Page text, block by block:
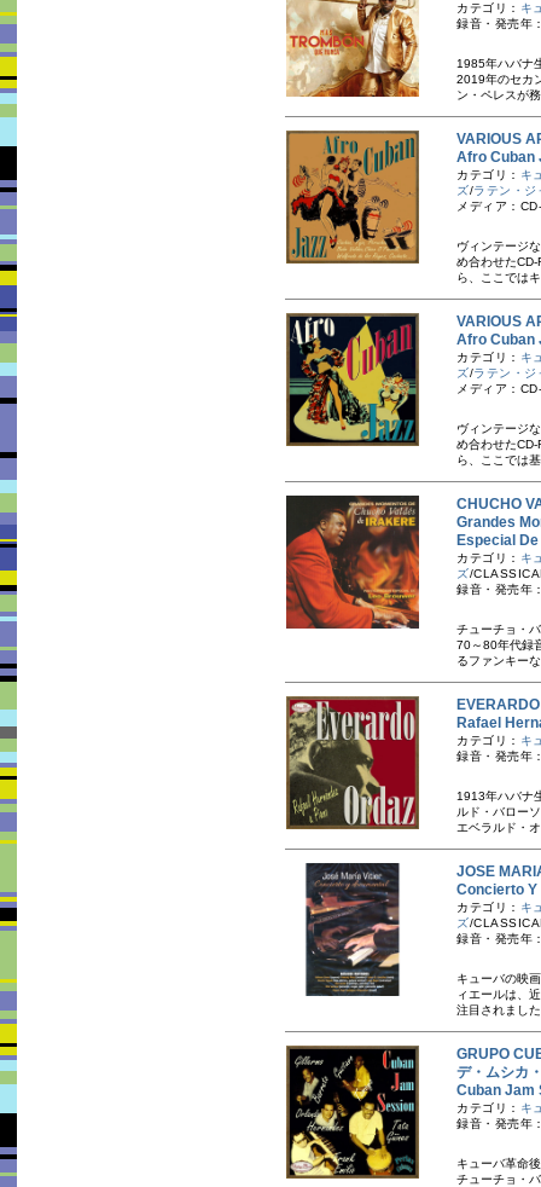
カテゴリ： キ
録音・発売年
1985年ハバナ
2019年のセカ
ン・ペレスが
VARIOUS
Afro Cuban
カテゴリ： キ
ズ/ラテン・ジ
メディア：
ヴィンテージ
め合わせた
ら、ここでは
VARIOUS
Afro Cuban
カテゴリ： キ
ズ/ラテン・ジ
メディア：
ヴィンテージ
め合わせた
ら、ここでは
CHUCHO
Grandes
Especial
カテゴリ： キ
ズ/
録音・発売年
チューチョ・
70～80年代録
るファンキー
Rafael
カテゴリ： キ
録音・発売年
1913年ハバナ
ルド・バロー
エベラルド・
JOSE
Concierto Y
カテゴリ： キ
ズ/
録音・発売年
キューバの映
ィエールは、
注目されまし
GRUPO
デ・ムシカ
Cuban Jam
カテゴリ： キ
録音・発売年
キューバ革命
チューチョ・